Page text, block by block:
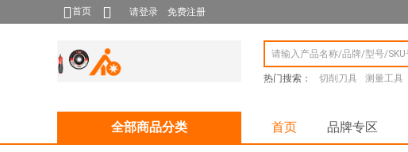
首页 请登录 免费注册
热门搜索： 切削刀具 测量工具
全部商品分类 首页 品牌专区